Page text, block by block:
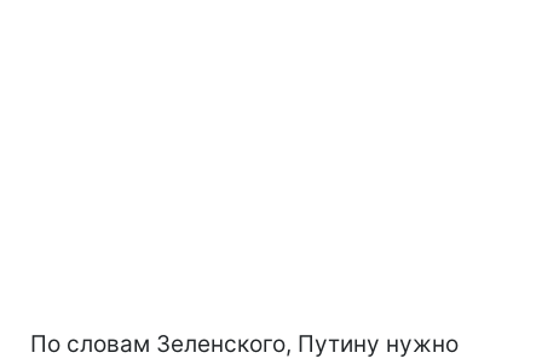
По словам Зеленского, Путину нужно